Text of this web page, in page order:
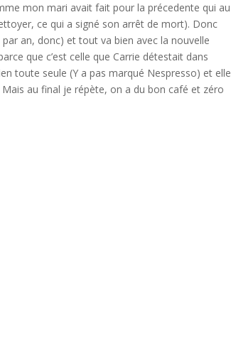
mon mari avait fait pour la précedente qui au
ce qui a signé son arrêt de mort). Donc
an, donc) et tout va bien avec la nouvelle
que c’est celle que Carrie détestait dans
toute seule (Y a pas marqué Nespresso) et elle
au final je répète, on a du bon café et zéro